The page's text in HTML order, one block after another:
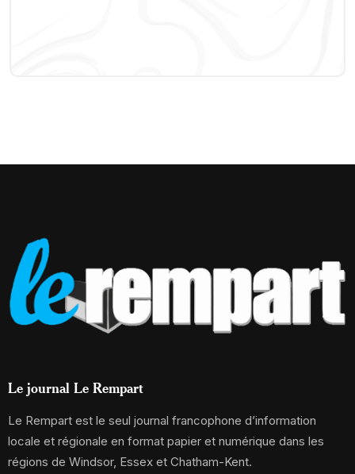
Le journal Le Rempart
Le Rempart est le seul journal francophone d’information
locale et régionale en format papier et numérique dans les
régions de Windsor, Essex et Chatham-Kent.